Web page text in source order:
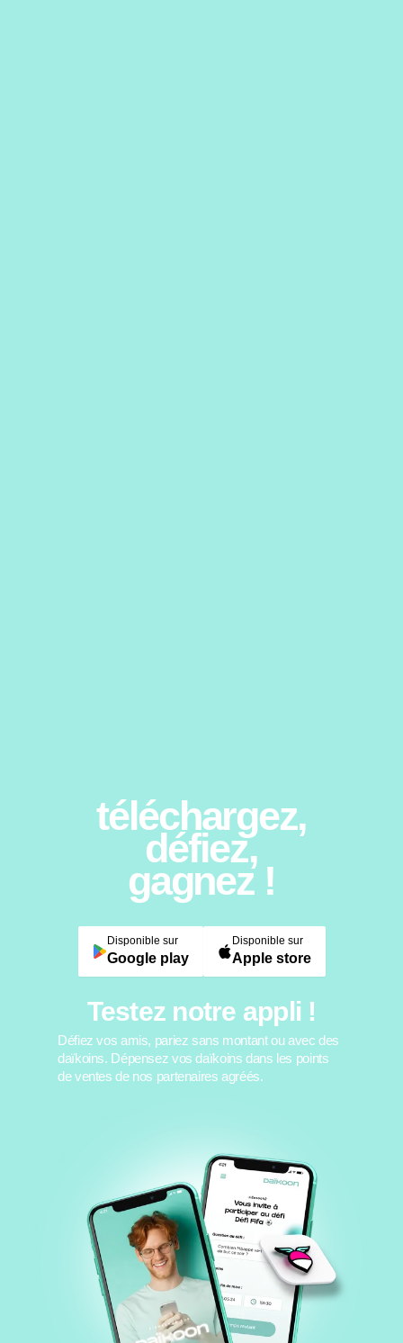
téléchargez,
défiez,
gagnez !
Disponible sur
Google play
Disponible sur
Apple store
Testez notre appli !
Défiez vos amis, pariez sans montant ou avec des
daïkoins. Dépensez vos daïkoins dans les points
de ventes de nos partenaires agréés.